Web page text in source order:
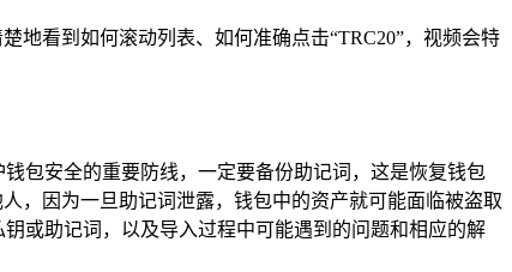
地看到如何滚动列表、如何准确点击“TRC20”，视频会特
包安全的重要防线，一定要备份助记词，这是恢复钱包
，因为一旦助记词泄露，钱包中的资产就可能面临被盗取
或助记词，以及导入过程中可能遇到的问题和相应的解